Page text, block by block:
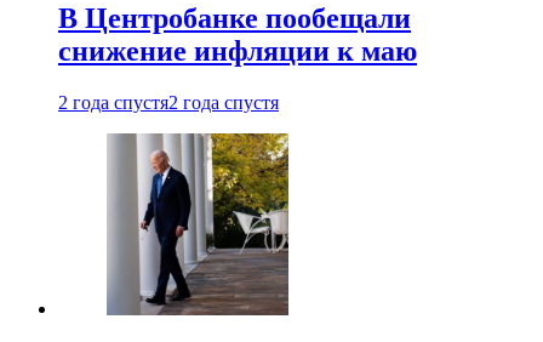
В Центробанке пообещали
снижение инфляции к маю
2 года спустя2 года спустя